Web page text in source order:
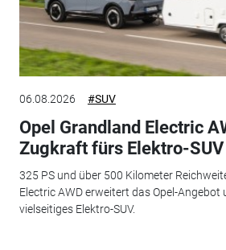
06.08.2026 #SUV
Opel Grandland Electric
Zugkraft fürs Elektro-SUV
325 PS und über 500 Kilometer
Electric AWD erweitert das Opel-Angebot
vielseitiges Elektro-SUV.